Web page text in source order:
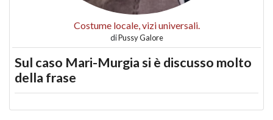
Costume locale, vizi universali.
diPussy Galore
Sul caso Mari-Murgia si è discusso molto
della frase